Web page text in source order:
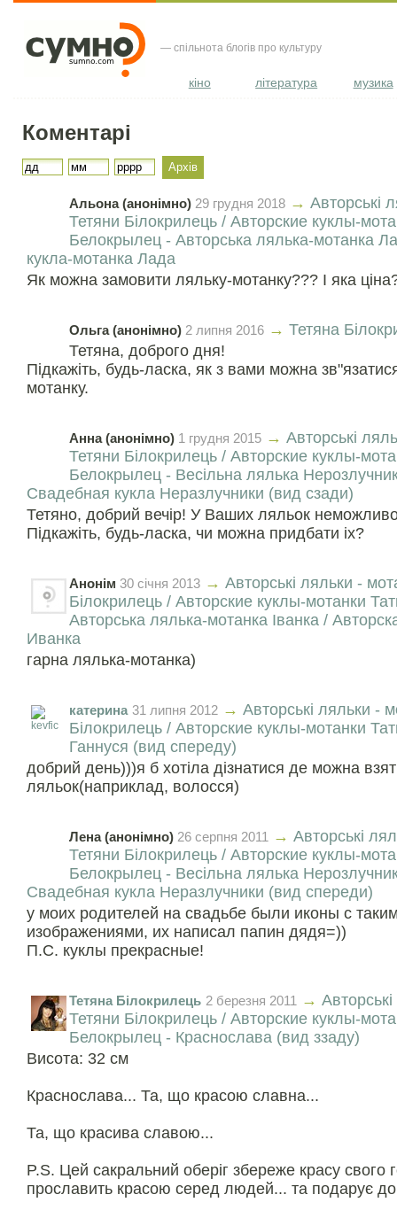
— спільнота блогів про культуру
кіно література музика
Коментарі
Альона (анонімно) 29 грудня 2018 → Авторські
Тетяни Білокрилець / Авторские куклы-
Белокрылец - Авторська лялька-мотанка
кукла-мотанка Лада
Як можна замовити ляльку-мотанку??? І яка
Ольга (анонімно) 2 липня 2016 → Тетяна
Тетяна, доброго дня!
Підкажіть, будь-ласка, як з вами можна
мотанку.
Анна (анонімно) 1 грудня 2015 → Авторські
Тетяни Білокрилець / Авторские куклы-
Белокрылец - Весільна лялька
Свадебная кукла Неразлучники (вид сзади)
Тетяно, добрий вечір! У Ваших ляльок
Підкажіть, будь-ласка, чи можна придбати іх?
Анонім 30 сiчня 2013 → Авторські ляльки -
Білокрилець / Авторские куклы-мотанки
Авторська лялька-мотанка Іванка /
Иванка
гарна лялька-мотанка)
катерина 31 липня 2012 → Авторські ляльки -
Білокрилець / Авторские куклы-мотанки
Ганнуся (вид спереду)
добрий день)))я б хотіла дізнатися де можна
ляльок(наприклад, волосся)
Лена (анонімно) 26 серпня 2011 → Авторські
Тетяни Білокрилець / Авторские куклы-
Белокрылец - Весільна лялька
Свадебная кукла Неразлучники (вид спереди)
у моих родителей на свадьбе были иконы с
изображениями, их написал папин дядя=))
П.С. куклы прекрасные!
Тетяна Білокрилець 2 березня 2011 →
Тетяни Білокрилець / Авторские куклы-
Белокрылец - Краснослава (вид ззаду)
Висота: 32 см
Краснослава... Та, що красою славна...
Та, що красива славою...
P.S. Цей сакральний оберіг збереже красу свого
прославить красою серед людей... та подарує